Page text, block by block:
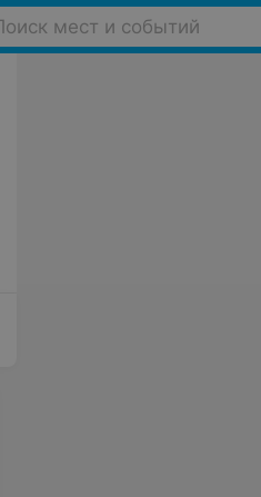
мест и событий